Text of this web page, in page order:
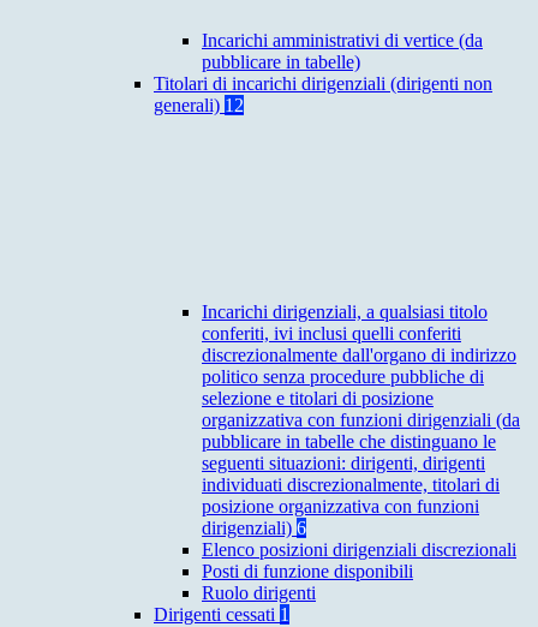
Incarichi amministrativi di vertice (da
pubblicare in tabelle)
Titolari di incarichi dirigenziali (dirigenti non
generali) 12
Incarichi dirigenziali, a qualsiasi titolo
conferiti, ivi inclusi quelli conferiti
discrezionalmente dall'organo di indirizzo
politico senza procedure pubbliche di
selezione e titolari di posizione
organizzativa con funzioni dirigenziali (da
pubblicare in tabelle che distinguano le
seguenti situazioni: dirigenti, dirigenti
individuati discrezionalmente, titolari di
posizione organizzativa con funzioni
dirigenziali) 6
Elenco posizioni dirigenziali discrezionali
Posti di funzione disponibili
Ruolo dirigenti
Dirigenti cessati 1